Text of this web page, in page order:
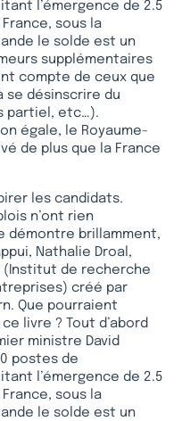
l’émergence de 2.5
France, sous la
le solde est un
supplémentaires
compte de ceux que
se désinscrire du
partiel, etc…).
égale, le Royaume-
de plus que la France
les candidats.
n’ont rien
démontre brillamment,
Nathalie Droal,
(Institut de recherche
créé par
Que pourraient
livre ? Tout d’abord
ministre David
postes de
l’émergence de 2.5
France, sous la
le solde est un